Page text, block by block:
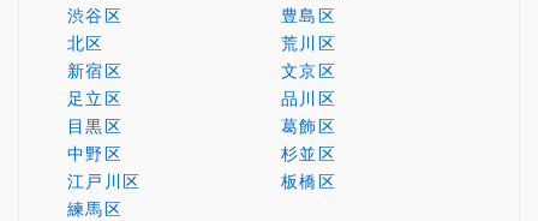
渋谷区
豊島区
北区
荒川区
新宿区
文京区
足立区
品川区
目黒区
葛飾区
中野区
杉並区
江戸川区
板橋区
練馬区